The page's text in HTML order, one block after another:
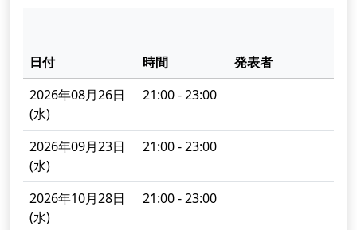
日付 時間 発表者
2026年08月26日
(水)
21:00 - 23:00
2026年09月23日
(水)
21:00 - 23:00
2026年10月28日
(水)
21:00 - 23:00